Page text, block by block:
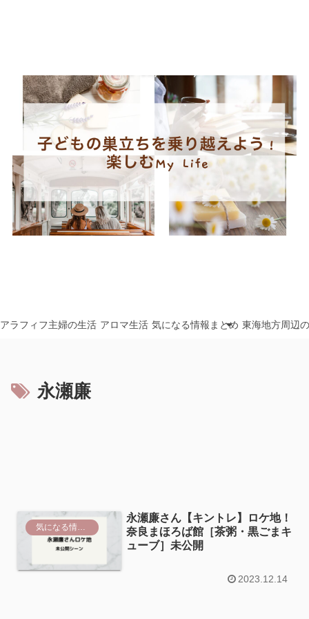
アラフィフ主婦の生活 アロマ生活 気になる情報まとめ 東海地方周辺
永瀬廉
気になる情報まとめ
永瀬廉さん【キントレ】ロケ地！
奈良まほろば館［茶粥・黒ごまキ
ューブ］未公開
2023.12.14